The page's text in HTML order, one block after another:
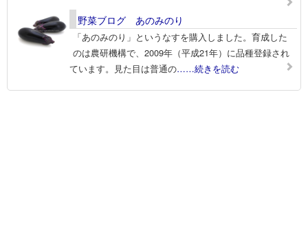
野菜ブログ あのみのり
「あのみのり」というなすを購入しました。育成した
のは農研機構で、2009年（平成21年）に品種登録され
ています。見た目は普通の……続きを読む